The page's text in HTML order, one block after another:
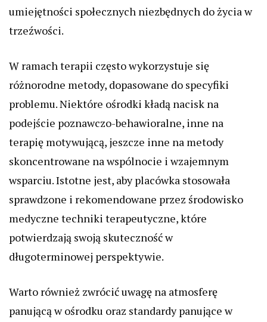
umiejętności społecznych niezbędnych do życia w
trzeźwości.
W ramach terapii często wykorzystuje się
różnorodne metody, dopasowane do specyfiki
problemu. Niektóre ośrodki kładą nacisk na
podejście poznawczo-behawioralne, inne na
terapię motywującą, jeszcze inne na metody
skoncentrowane na wspólnocie i wzajemnym
wsparciu. Istotne jest, aby placówka stosowała
sprawdzone i rekomendowane przez środowisko
medyczne techniki terapeutyczne, które
potwierdzają swoją skuteczność w
długoterminowej perspektywie.
Warto również zwrócić uwagę na atmosferę
panującą w ośrodku oraz standardy panujące w